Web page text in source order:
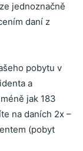
jednoznačně
daní z
pobytu v
a
jak 183
na daních 2x –
(pobyt